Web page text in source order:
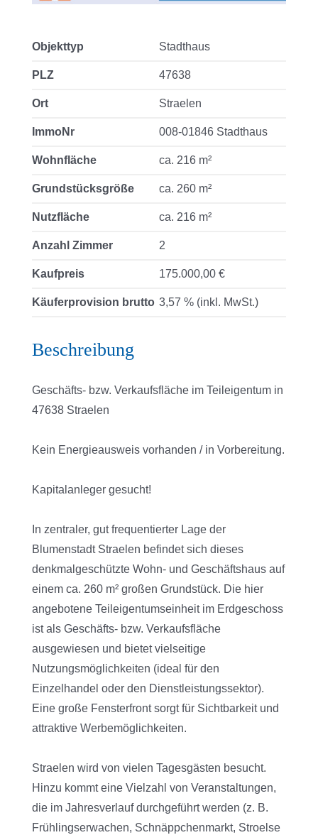
Objekttyp Stadthaus
PLZ 47638
Ort Straelen
ImmoNr 008-01846 Stadthaus
Wohnfläche ca. 216 m²
Grundstücksgröße ca. 260 m²
Nutzfläche ca. 216 m²
Anzahl Zimmer 2
Kaufpreis 175.000,00 €
Käuferprovision brutto 3,57 % (inkl. MwSt.)
Beschreibung
Geschäfts- bzw. Verkaufsfläche im Teileigentum in
47638 Straelen
Kein Energieausweis vorhanden / in Vorbereitung.
Kapitalanleger gesucht!
In zentraler, gut frequentierter Lage der
Blumenstadt Straelen befindet sich dieses
denkmalgeschützte Wohn- und Geschäftshaus auf
einem ca. 260 m² großen Grundstück. Die hier
angebotene Teileigentumseinheit im Erdgeschoss
ist als Geschäfts- bzw. Verkaufsfläche
ausgewiesen und bietet vielseitige
Nutzungsmöglichkeiten (ideal für den
Einzelhandel oder den Dienstleistungssektor).
Eine große Fensterfront sorgt für Sichtbarkeit und
attraktive Werbemöglichkeiten.
Straelen wird von vielen Tagesgästen besucht.
Hinzu kommt eine Vielzahl von Veranstaltungen,
die im Jahresverlauf durchgeführt werden (z. B.
Frühlingserwachen, Schnäppchenmarkt, Stroelse